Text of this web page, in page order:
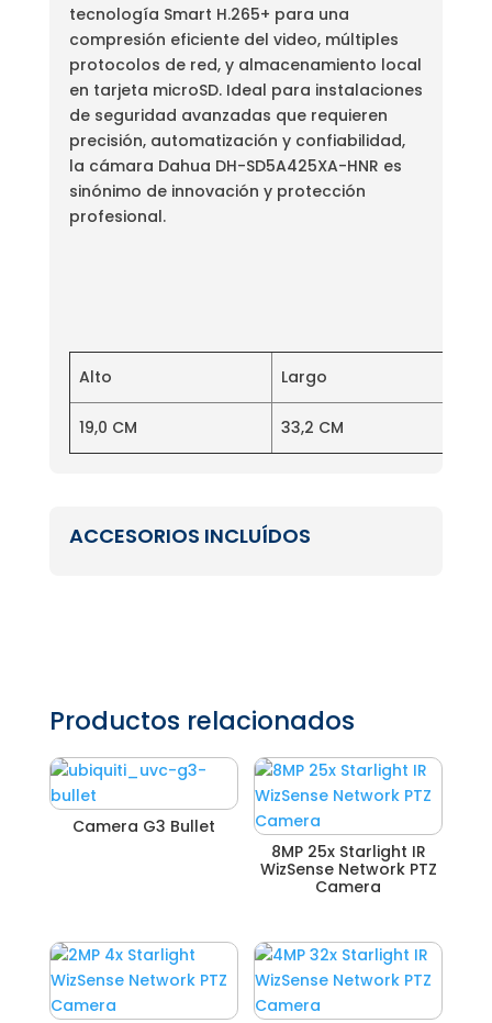
tecnología Smart H.265+ para una
compresión eficiente del video, múltiples
protocolos de red, y almacenamiento local
en tarjeta microSD. Ideal para instalaciones
de seguridad avanzadas que requieren
precisión, automatización y confiabilidad,
la cámara Dahua DH-SD5A425XA-HNR es
sinónimo de innovación y protección
profesional.
Alto Largo
19,0 CM 33,2 CM
ACCESORIOS INCLUÍDOS
Productos relacionados
Camera G3 Bullet
8MP 25x Starlight IR
WizSense Network PTZ
Camera